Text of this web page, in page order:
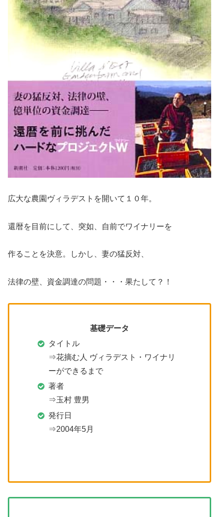
広大な農園ヴィラデストを開いて１０年。
還暦を目前にして、突如、自前でワイナリーを
作ることを決意。しかし、妻の猛反対、
法律の壁、資金調達の問題・・・果たして？！
基礎データ
タイトル
⇒花摘む人 ヴィラデスト・ワイナリ
ーができるまで
著者
⇒玉村 豊男
発行日
⇒2004年5月